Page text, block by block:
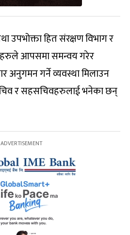
उपभोक्ता हित संरक्षण विभाग र
आपसमा समन्वय गरेर
अनुगमन गर्ने व्यवस्था मिलाउन
र सहसचिवहरुलाई भनेका छन्